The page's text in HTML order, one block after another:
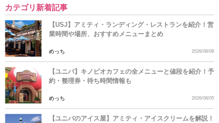
カテゴリ新着記事
【USJ】アミティ・ランディング・レストランを紹介！営
業時間や場所、おすすめメニューまとめ
めっち 2026/08/06
【ユニバ】キノピオカフェの全メニューと値段を紹介！予
約・整理券・待ち時間情報も
めっち 2026/08/05
【ユニバのアイス屋】アミティ・アイスクリームを解説！